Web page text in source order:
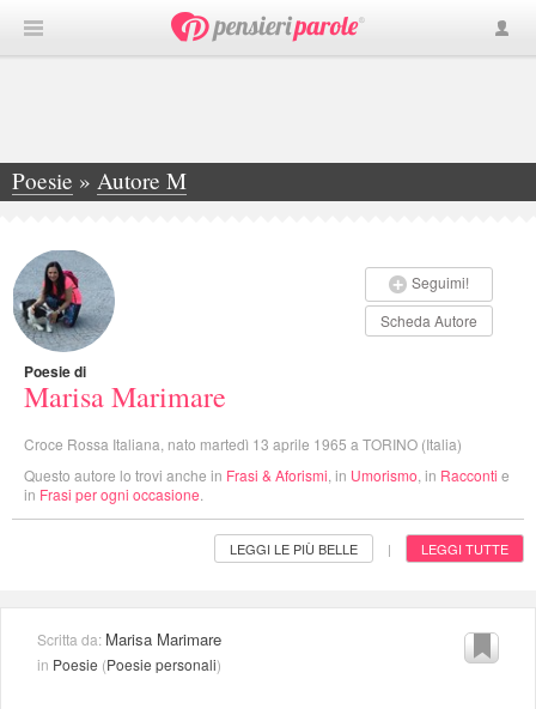
Poesie » Autore M
»Marisa Marimare
Seguimi!
Scheda Autore
Poesie di
Marisa Marimare
Croce Rossa Italiana, nato martedì 13 aprile 1965 a TORINO (Italia)
Questo autore lo trovi anche in Frasi & Aforismi , in Umorismo , in Racconti e
in Frasi per ogni occasione
LEGGI LE PIÙ BELLE | LEGGI TUTTE
Scritta da: Marisa Marimare
in Poesie (Poesie personali)